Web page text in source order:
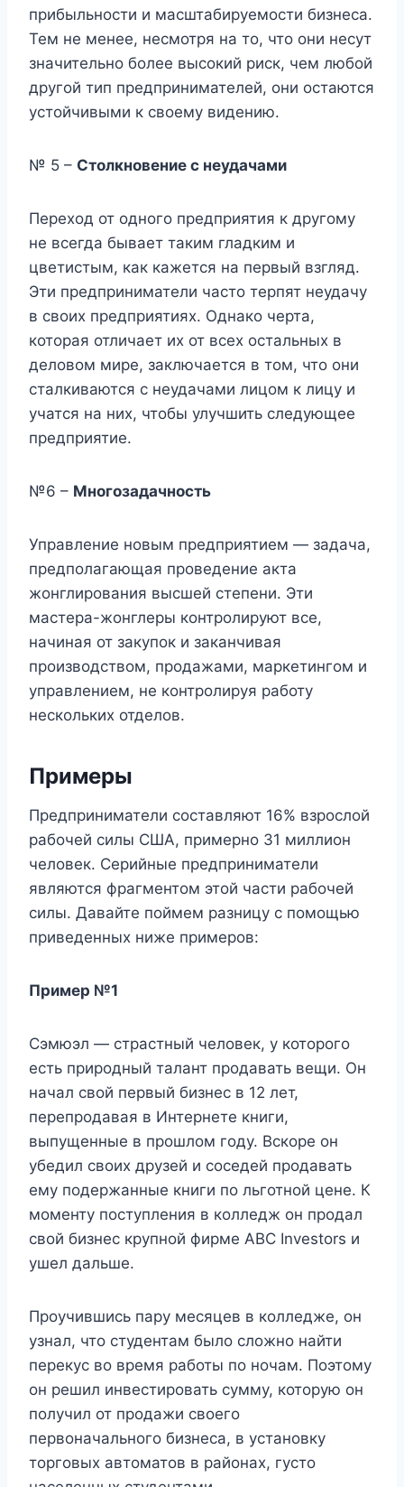
прибыльности и масштабируемости бизнеса.
Тем не менее, несмотря на то, что они несут
значительно более высокий риск, чем любой
другой тип предпринимателей, они остаются
устойчивыми к своему видению.
№ 5 – Столкновение с неудачами
Переход от одного предприятия к другому
не всегда бывает таким гладким и
цветистым, как кажется на первый взгляд.
Эти предприниматели часто терпят неудачу
в своих предприятиях. Однако черта,
которая отличает их от всех остальных в
деловом мире, заключается в том, что они
сталкиваются с неудачами лицом к лицу и
учатся на них, чтобы улучшить следующее
предприятие.
№6 – Многозадачность
Управление новым предприятием — задача,
предполагающая проведение акта
жонглирования высшей степени. Эти
мастера-жонглеры контролируют все,
начиная от закупок и заканчивая
производством, продажами, маркетингом и
управлением, не контролируя работу
нескольких отделов.
Примеры
Предприниматели составляют 16% взрослой
рабочей силы США, примерно 31 миллион
человек. Серийные предприниматели
являются фрагментом этой части рабочей
силы. Давайте поймем разницу с помощью
приведенных ниже примеров:
Пример №1
Сэмюэл — страстный человек, у которого
есть природный талант продавать вещи. Он
начал свой первый бизнес в 12 лет,
перепродавая в Интернете книги,
выпущенные в прошлом году. Вскоре он
убедил своих друзей и соседей продавать
ему подержанные книги по льготной цене. К
моменту поступления в колледж он продал
свой бизнес крупной фирме ABC Investors и
ушел дальше.
Проучившись пару месяцев в колледже, он
узнал, что студентам было сложно найти
перекус во время работы по ночам. Поэтому
он решил инвестировать сумму, которую он
получил от продажи своего
первоначального бизнеса, в установку
торговых автоматов в районах, густо